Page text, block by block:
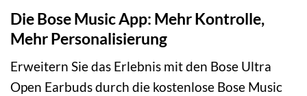
Die Bose Music App: Mehr Kontrolle,
Mehr Personalisierung
Erweitern Sie das Erlebnis mit den Bose Ultra
Open Earbuds durch die kostenlose Bose Music